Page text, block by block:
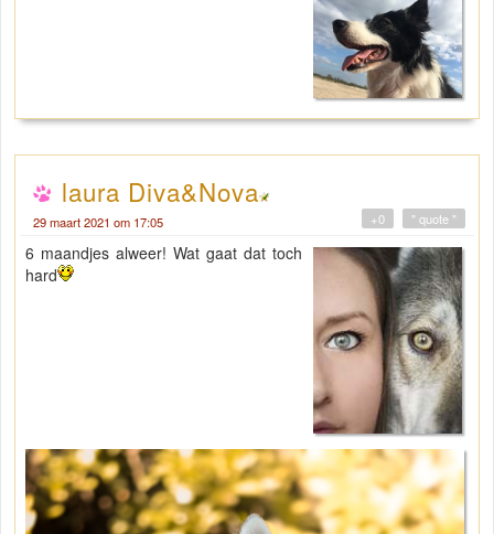
laura Diva&Nova
29 maart 2021 om 17:05 " quote "
+0
6 maandjes alweer! Wat gaat dat toch
hard